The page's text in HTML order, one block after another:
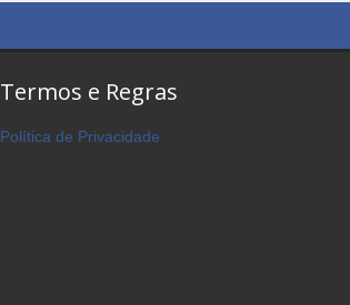
Termos e Regras
Política de Privacidade